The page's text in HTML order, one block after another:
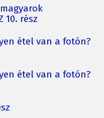
10. rész
étel van a fotón?
étel van a fotón?